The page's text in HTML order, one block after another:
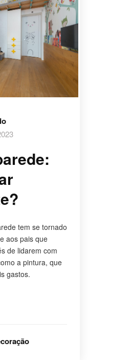
tem se tornado
aos pais que
de lidarem com
a pintura, que
gastos.